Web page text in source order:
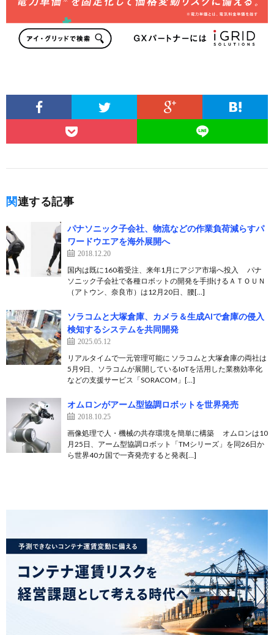
関連する記事
パナソニック子会社、物流などの作業負荷減らすパ
ワードウエアを海外展開へ
2018.12.20
国内は既に160着受注、来年1月にアジア市場へ投入 パナ
ソニック子会社で各種ロボットの開発を手掛けるＡＴＯＵＮ
（アトウン、奈良市）は12月20日、腰[…]
ソラコムと大塚倉庫、カメラ＆生成AIで倉庫の侵入
検知するシステムを共同開発
2025.05.12
リアルタイムで一元管理可能に ソラコムと大塚倉庫の両社は
5月9日、ソラコムが展開しているIoTを活用した業務効率化
などの支援サービス「SORACOM」[…]
オムロンがアーム型協調ロボットを世界発売
2018.10.25
画像処理で人・機械の共存環境を簡単に構築 オムロンは10
月25日、アーム型協調ロボット「TMシリーズ」を同26日か
ら世界40カ国で一斉発売すると発表[…]